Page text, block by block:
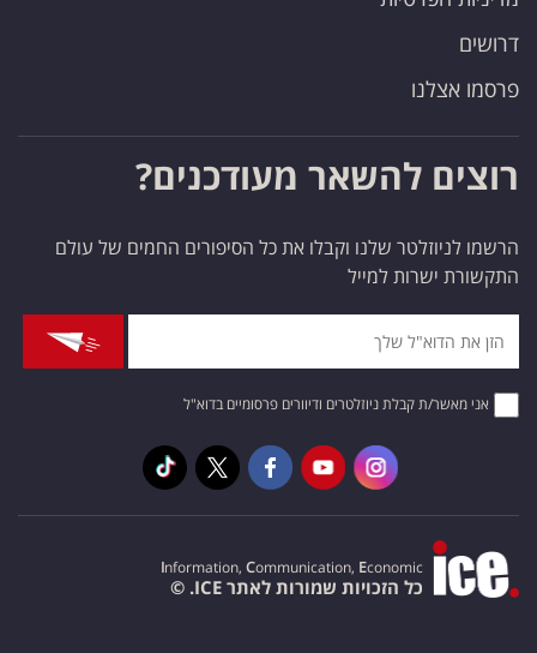
דרושים
פרסמו אצלנו
רוצים להשאר מעודכנים?
הרשמו לניוזלטר שלנו וקבלו את כל הסיפורים החמים של עולם
התקשורת ישרות למייל
אני מאשר/ת קבלת ניוזלטרים ודיוורים פרסומיים בדוא"ל
Information, Communication, Economic
כל הזכויות שמורות לאתר ICE. ©